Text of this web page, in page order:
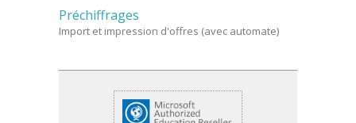
Préchiffrages
Import et impression d'offres (avec automate)